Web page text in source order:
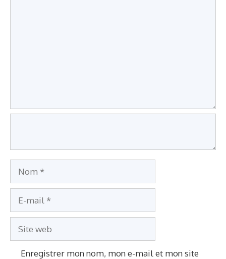
a
o
-
a
i
Enregistrer mon nom, mon e-mail et mon site